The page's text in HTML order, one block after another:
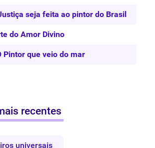
seja feita ao pintor do Brasil
do Amor Divino
Pintor que veio do mar
recentes
universais